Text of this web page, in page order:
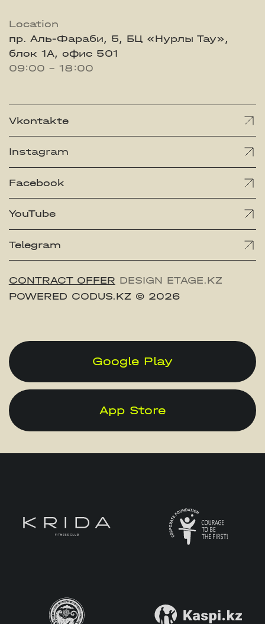
Location
пр. Аль-Фараби, 5, БЦ «Нурлы Тау»,
блок 1А, офис 501
09:00 - 18:00
Vkontakte
Instagram
Facebook
YouTube
Telegram
CONTRACT OFFER DESIGN ETAGE.KZ
POWERED CODUS.KZ © 2026
Google Play
App Store